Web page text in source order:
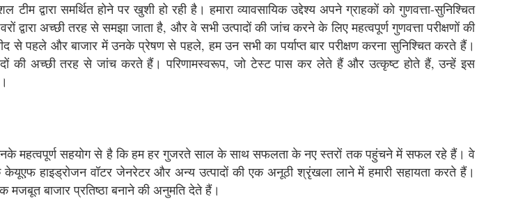
द्वारा समर्थित होने पर खुशी हो रही है। हमारा व्यावसायिक उद्देश्य अपने ग्राहकों को गुणवत्ता-सुनिश्चित
अच्छी तरह से समझा जाता है, और वे सभी उत्पादों की जांच करने के लिए महत्वपूर्ण गुणवत्ता परीक्षणों की
पहले और बाजार में उनके प्रेषण से पहले, हम उन सभी का पर्याप्त बार परीक्षण करना सुनिश्चित करते हैं।
की अच्छी तरह से जांच करते हैं। परिणामस्वरूप, जो टेस्ट पास कर लेते हैं और उत्कृष्ट होते हैं, उन्हें इस
महत्वपूर्ण सहयोग से है कि हम हर गुजरते साल के साथ सफलता के नए स्तरों तक पहुंचने में सफल रहे हैं। वे
हाइड्रोजन वॉटर जेनरेटर और अन्य उत्पादों की एक अनूठी श्रृंखला लाने में हमारी सहायता करते हैं।
मजबूत बाजार प्रतिष्ठा बनाने की अनुमति देते हैं।